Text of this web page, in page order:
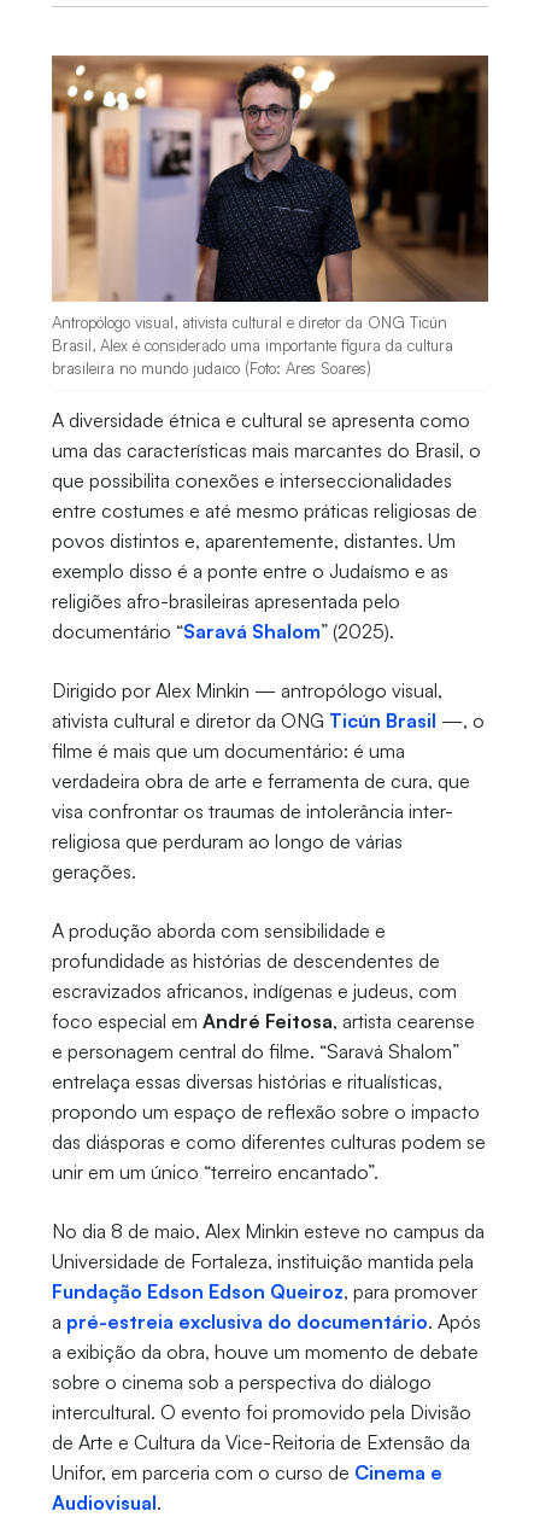
Antropólogo visual, ativista cultural e diretor da ONG Ticún
Brasil, Alex é considerado uma importante figura da cultura
brasileira no mundo judaico (Foto: Ares Soares)
A diversidade étnica e cultural se apresenta como
uma das características mais marcantes do Brasil, o
que possibilita conexões e interseccionalidades
entre costumes e até mesmo práticas religiosas de
povos distintos e, aparentemente, distantes. Um
exemplo disso é a ponte entre o Judaísmo e as
religiões afro-brasileiras apresentada pelo
documentário “Saravá Shalom” (2025).
Dirigido por Alex Minkin — antropólogo visual,
ativista cultural e diretor da ONG Ticún Brasil —, o
filme é mais que um documentário: é uma
verdadeira obra de arte e ferramenta de cura, que
visa confrontar os traumas de intolerância inter-
religiosa que perduram ao longo de várias
gerações.
A produção aborda com sensibilidade e
profundidade as histórias de descendentes de
escravizados africanos, indígenas e judeus, com
foco especial em André Feitosa, artista cearense
e personagem central do filme. “Saravá Shalom”
entrelaça essas diversas histórias e ritualísticas,
propondo um espaço de reflexão sobre o impacto
das diásporas e como diferentes culturas podem se
unir em um único “terreiro encantado”.
No dia 8 de maio, Alex Minkin esteve no campus da
Universidade de Fortaleza, instituição mantida pela
Fundação Edson Edson Queiroz, para promover
a pré-estreia exclusiva do documentário. Após
a exibição da obra, houve um momento de debate
sobre o cinema sob a perspectiva do diálogo
intercultural. O evento foi promovido pela Divisão
de Arte e Cultura da Vice-Reitoria de Extensão da
Unifor, em parceria com o curso de Cinema e
Audiovisual.